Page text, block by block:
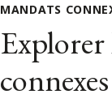
MANDATS
Explorer
connexes